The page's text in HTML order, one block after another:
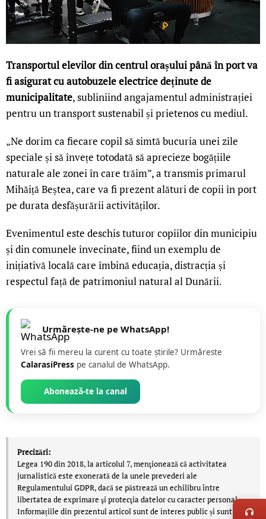
Transportul elevilor din centrul orașului până în port va
fi asigurat cu autobuzele electrice deținute de
municipalitate, subliniind angajamentul administrației
pentru un transport sustenabil și prietenos cu mediul.
„Ne dorim ca fiecare copil să simtă bucuria unei zile
speciale și să învețe totodată să aprecieze bogățiile
naturale ale zonei în care trăim”, a transmis primarul
Mihăiță Beștea, care va fi prezent alături de copii în port
pe durata desfășurării activităților.
Evenimentul este deschis tuturor copiilor din municipiu
și din comunele învecinate, fiind un exemplu de
inițiativă locală care îmbină educația, distracția și
respectul față de patrimoniul natural al Dunării.
Urmărește-ne pe WhatsApp!
Vrei să fii mereu la curent cu toate știrile? Urmăreste
CalarasiPress pe canalul de WhatsApp.
Abonează-te la canal
Precizări:
Legea 190 din 2018, la articolul 7, menţionează că activitatea
jurnalistică este exonerată de la unele prevederi ale
Regulamentului GDPR, dacă se păstrează un echilibru între
libertatea de exprimare şi protecţia datelor cu caracter personal.
Informațiile din prezentul articol sunt de interes public și sunt